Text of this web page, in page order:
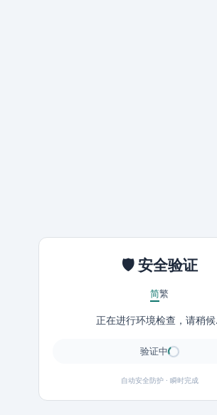
🛡️ 安全验证
简繁
正在进行环境检查，请稍
验证中
自动安全防护 · 瞬时完成